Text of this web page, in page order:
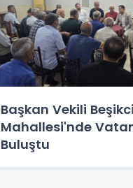
Başkan Vekili
Mahallesi'nde
Buluştu